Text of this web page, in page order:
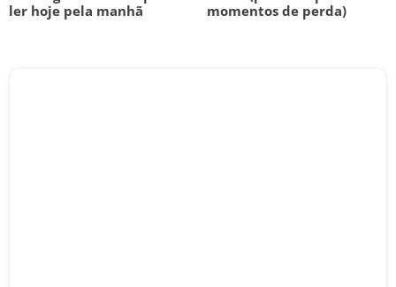
ler hoje pela manhã
momentos de perda)